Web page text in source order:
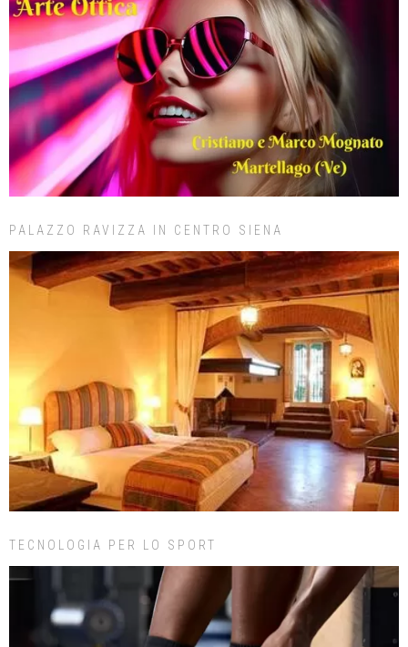
PALAZZO RAVIZZA IN CENTRO SIENA
TECNOLOGIA PER LO SPORT